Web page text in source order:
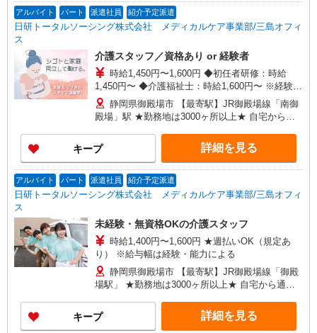
アルバイト パート 派遣社員 紹介予定派遣
日研トータルソーシング株式会社 メディカルケア事業部/三島オフィ
ス
介護スタッフ／資格あり or 経験者
時給1,450円〜1,600円 ◆初任者研修：時給
1,450円〜 ◆介護福祉士：時給1,600円〜 ※経験者
は3ヶ月以上 ※給与幅は経験・能力による ★週払
いOK（規定あり）
静岡県御殿場市 【最寄駅】JR御殿場線「南御
殿場」駅 ★勤務地は3000ヶ所以上★ 自宅から通
さい！！
キープ 詳細を見る
アルバイト パート 派遣社員 紹介予定派遣
日研トータルソーシング株式会社 メディカルケア事業部/三島オフィ
ス
未経験・無資格OKの介護スタッフ
時給1,400円〜1,600円 ★週払いOK（規定あ
り） ※給与幅は経験・能力による
静岡県御殿場市 【最寄駅】JR御殿場線「御殿
場駅」 ★勤務地は3000ヶ所以上★ 自宅から通い
い！！
キープ 詳細を見る